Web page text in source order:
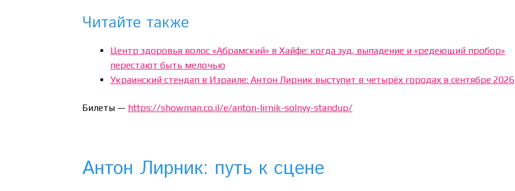
Читайте также
Центр здоровья волос «Абрaмский» в Хайфе: когда зуд, выпадение и «редеющий пробор»
перестают быть мелочью
Украинский стендап в Израиле: Антон Лирник выступит в четырёх городах в сентябре 2026
Билеты — https://showman.co.il/e/anton-lirnik-solnyy-standup/
Антон Лирник: путь к сцене